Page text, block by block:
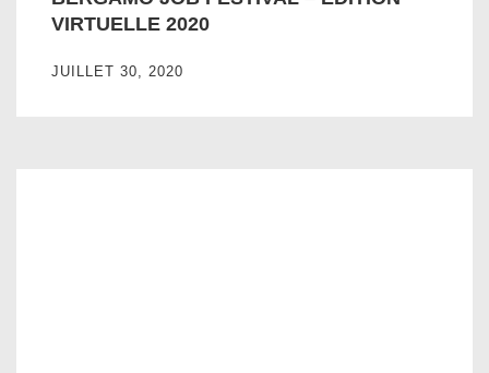
VIRTUELLE 2020
JUILLET 30, 2020